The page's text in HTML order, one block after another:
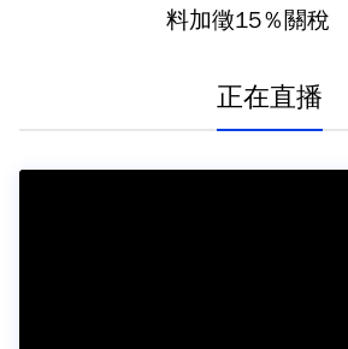
料加徵15％關稅
正在直播